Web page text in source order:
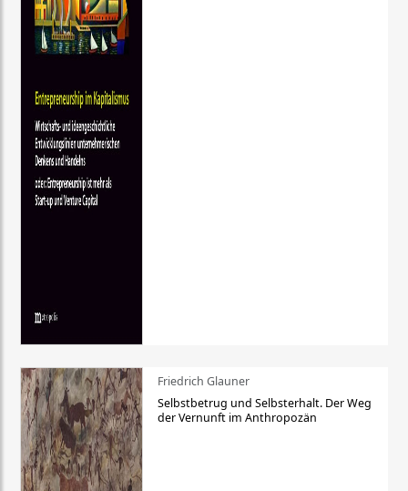
Friedrich Glauner
Selbstbetrug und Selbsterhalt. Der Weg
der Vernunft im Anthropozän